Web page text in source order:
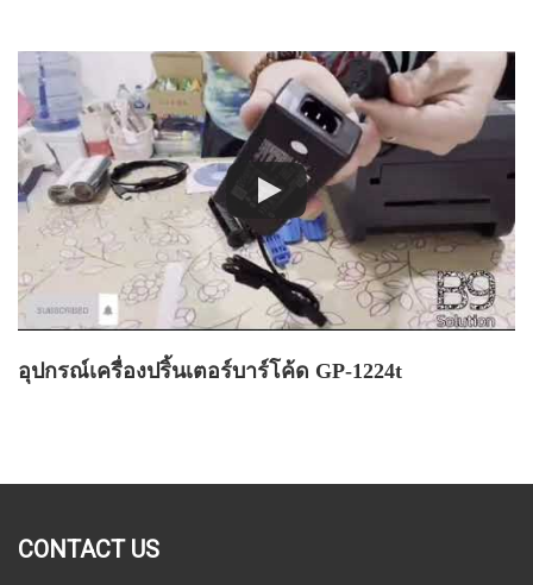
อุปกรณ์เครื่องปริ้นเตอร์บาร์โค้ด GP-1224t
CONTACT US